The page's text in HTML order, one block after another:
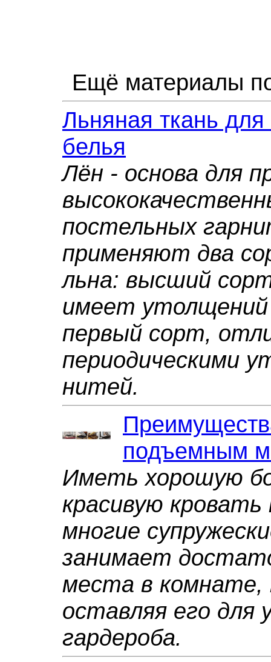
Ещё материалы
Льняная ткань для
белья
Лён - основа для
постельных
применяют два
льна: высший
имеет
первый сорт,
периодическими
нитей.
подъемным
Иметь хорошую
красивую
многие
занимает
места в комнате,
оставляя его для
гардероба.